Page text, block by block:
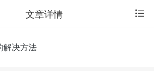
文章详情
解决方法